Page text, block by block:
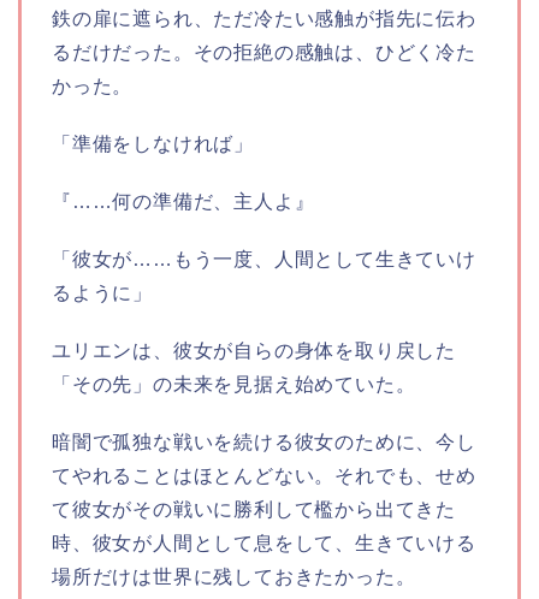
鉄の扉に遮られ、ただ冷たい感触が指先に伝わ
るだけだった。その拒絶の感触は、ひどく冷た
かった。
「準備をしなければ」
『……何の準備だ、主人よ』
「彼女が……もう一度、人間として生きていけ
るように」
ユリエンは、彼女が自らの身体を取り戻した
「その先」の未来を見据え始めていた。
暗闇で孤独な戦いを続ける彼女のために、今し
てやれることはほとんどない。それでも、せめ
て彼女がその戦いに勝利して檻から出てきた
時、彼女が人間として息をして、生きていける
場所だけは世界に残しておきたかった。